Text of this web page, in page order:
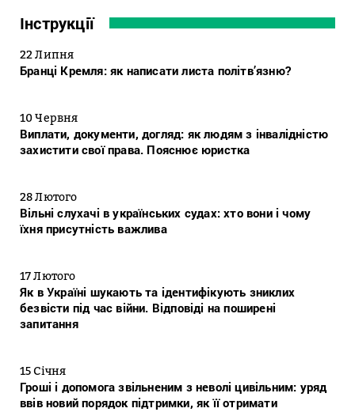
Інструкції
22 Липня
Бранці Кремля: як написати листа політв’язню?
10 Червня
Виплати, документи, догляд: як людям з інвалідністю
захистити свої права. Пояснює юристка
28 Лютого
Вільні слухачі в українських судах: хто вони і чому
їхня присутність важлива
17 Лютого
Як в Україні шукають та ідентифікують зниклих
безвісти під час війни. Відповіді на поширені
запитання
15 Січня
Гроші і допомога звільненим з неволі цивільним: уряд
ввів новий порядок підтримки, як її отримати